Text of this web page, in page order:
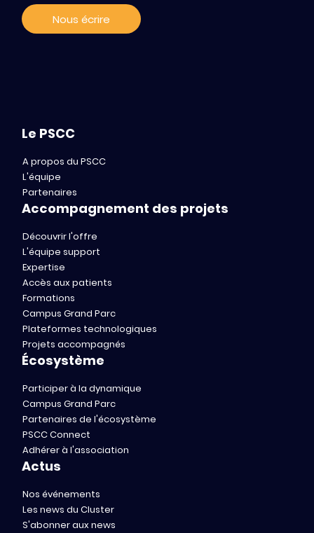
Nous écrire
Le PSCC
A propos du PSCC
L'équipe
Partenaires
Accompagnement des projets
Découvrir l'offre
L'équipe support
Expertise
Accès aux patients
Formations
Campus Grand Parc
Plateformes technologiques
Projets accompagnés
Écosystème
Participer à la dynamique
Campus Grand Parc
Partenaires de l'écosystème
PSCC Connect
Adhérer à l'association
Actus
Nos événements
Les news du Cluster
S'abonner aux news